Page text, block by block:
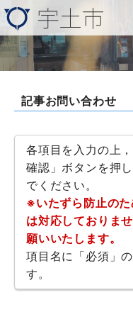
記事お問い合わせ
各項目を入力の上
確認」ボタンを押
でください。
※いたずら防止の
は対応しておりま
願いいたします。
項目名に「必須」
す。